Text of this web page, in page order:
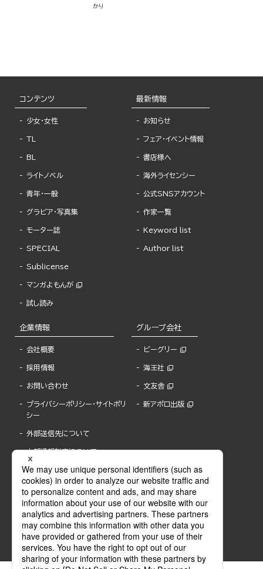
かり
コンテンツ
少女・女性
TL
BL
ライトノベル
青年・一般
グラビア・写真集
モーター誌
SPECIAL
Sublicense
マンガよもんが
試し読み
最新情報
お知らせ
フェア・イベント情報
書店様へ
海外ライセンシー
公式SNSアカウント
作家一覧
Keyword list
Author list
企業情報
会社概要
採用情報
お問い合わせ
プライバシーポリシー・サイトポリ
シー
外部送信先について
内部通報制度について
グループ会社
ビーグリー
海王社
文友舎
新アポロ出版